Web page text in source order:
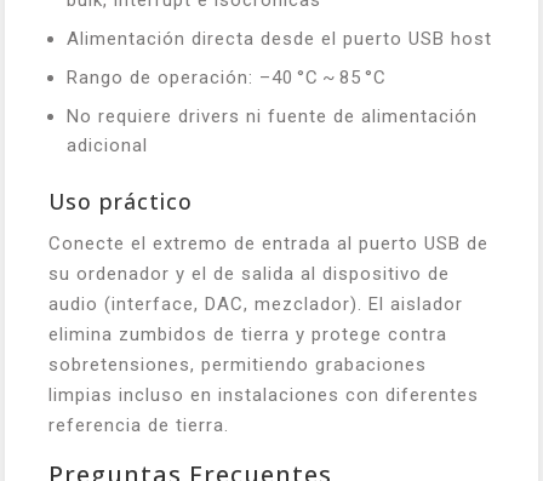
Alimentación directa desde el puerto USB host
Rango de operación: –40 °C ~ 85 °C
No requiere drivers ni fuente de alimentación
adicional
Uso práctico
Conecte el extremo de entrada al puerto USB de
su ordenador y el de salida al dispositivo de
audio (interface, DAC, mezclador). El aislador
elimina zumbidos de tierra y protege contra
sobretensiones, permitiendo grabaciones
limpias incluso en instalaciones con diferentes
referencia de tierra.
Preguntas Frecuentes